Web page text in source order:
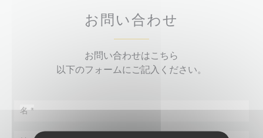
お問い合わせ
お問い合わせはこちら
以下のフォームにご記入ください。